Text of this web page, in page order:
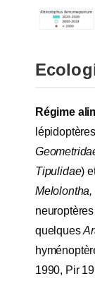
Régime
Tipulidae)
Melolontha,
neuroptères
quelques
1990, Pir